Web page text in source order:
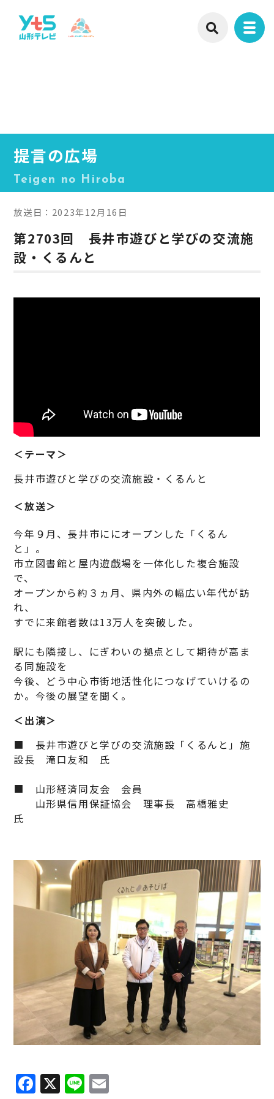
提言の広場
Teigen no Hiroba
放送日：2023年12月16日
第2703回 長井市遊びと学びの交流施
設・くるんと
＜テーマ＞
長井市遊びと学びの交流施設・くるんと
＜放送＞
今年９月、長井市ににオープンした「くるん
と」。
市立図書館と屋内遊戯場を一体化した複合施設
で、
オープンから約３ヵ月、県内外の幅広い年代が訪
れ、
すでに来館者数は13万人を突破した。
駅にも隣接し、にぎわいの拠点として期待が高ま
る同施設を
今後、どう中心市街地活性化につなげていけるの
か。今後の展望を聞く。
＜出演＞
■ 長井市遊びと学びの交流施設「くるんと」施
設長 滝口友和 氏
■ 山形経済同友会 会員
山形県信用保証協会 理事長 高橋雅史
氏
Facebook
X Line